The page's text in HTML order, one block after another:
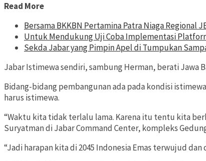
Read More
Bersama BKKBN Pertamina Patra Niaga Regional
Untuk Mendukung Uji Coba Implementasi
Sekda Jabar yang Pimpin Apel di Tumpukan
Jabar Istimewa sendiri, sambung Herman, berati
Bidang-bidang pembangunan ada pada kondisi
harus istimewa.
“Waktu kita tidak terlalu lama. Karena itu tentu kita
Suryatman di Jabar Command Center, kompleks
“Jadi harapan kita di 2045 Indonesia Emas terwujud